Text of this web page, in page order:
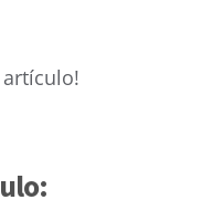
artículo!